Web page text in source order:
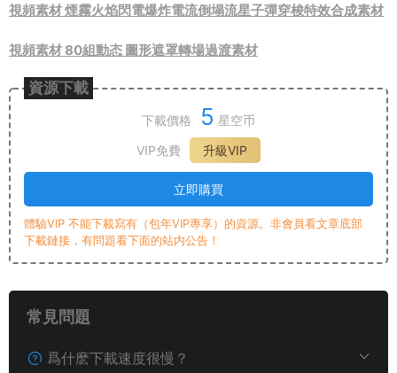
視頻素材 煙霧火焰閃電爆炸電流倒塌流星子彈穿梭特效合成素材
視頻素材 80組動态 圖形遮罩轉場過渡素材
資源下載
下載價格 5 星空币
VIP免費
升級VIP
立即購買
體驗VIP 不能下載寫有（包年VIP專享）的資源。非會員看文章底部
下載鏈接，有問題看下面的站内公告！
常見問題
爲什麽下載速度很慢？